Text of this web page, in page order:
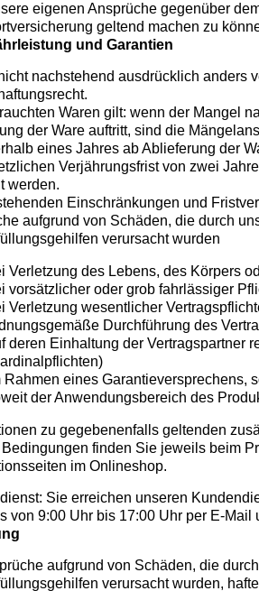
eigenen Ansprüche gegenüber
geltend machen zu
und Garantien
nachstehend ausdrücklich anders
Waren gilt: wenn der Mangel
der Ware auftritt, sind die
eines Jahres ab Ablieferung der
Verjährungsfrist von zwei
werden.
Einschränkungen und
aufgrund von Schäden, die durch
verursacht wurden
Verletzung des Lebens, des Körpers
vorsätzlicher oder grob fahrlässiger
Verletzung wesentlicher
Durchführung des
deren Einhaltung der Vertragspartner
Rahmen eines Garantieversprechens,
der Anwendungsbereich des
zu gegebenenfalls geltenden
finden Sie jeweils beim
im Onlineshop.
Sie erreichen unseren
von 9:00 Uhr bis 17:00 Uhr per E-Mail
aufgrund von Schäden, die
verursacht wurden,